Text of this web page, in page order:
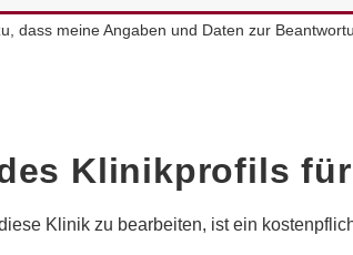
dass meine Angaben und Daten zur
Klinikprofils für
Klinik zu bearbeiten, ist ein